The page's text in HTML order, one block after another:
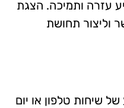
עזרה ותמיכה. הצגת
וליצור תחושת
שיחות טלפון או יום